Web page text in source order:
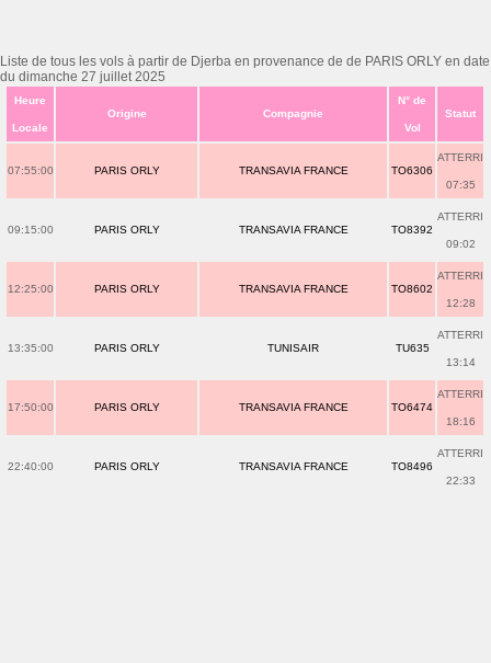
Liste de tous les vols à partir de Djerba en provenance de de PARIS ORLY en date
du dimanche 27 juillet 2025
Heure
Locale
Origine Compagnie
N° de
Vol
Statut
07:55:00 PARIS ORLY TRANSAVIA FRANCE TO6306
ATTERRI
07:35
09:15:00 PARIS ORLY TRANSAVIA FRANCE TO8392
ATTERRI
09:02
12:25:00 PARIS ORLY TRANSAVIA FRANCE TO8602
ATTERRI
12:28
13:35:00 PARIS ORLY TUNISAIR TU635
ATTERRI
13:14
17:50:00 PARIS ORLY TRANSAVIA FRANCE TO6474
ATTERRI
18:16
22:40:00 PARIS ORLY TRANSAVIA FRANCE TO8496
ATTERRI
22:33